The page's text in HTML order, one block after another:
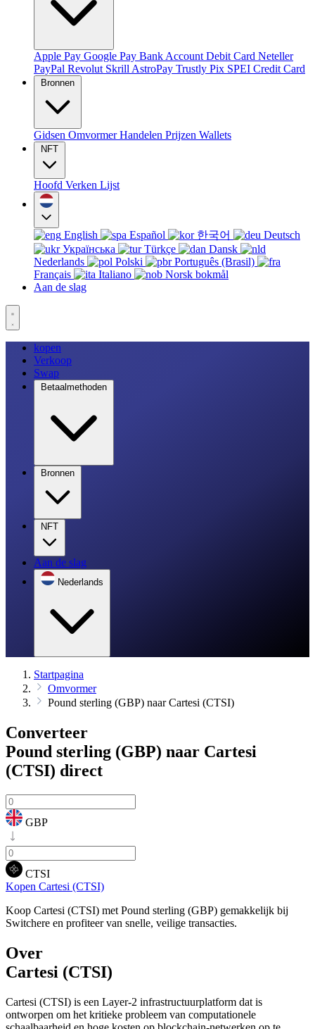
Apple Pay Google Pay Bank Account Debit Card Neteller
PayPal Revolut Skrill AstroPay Trustly Pix SPEI Credit Card
Bronnen
Gidsen OmvormerHandelen Prijzen Wallets
NFT
Hoofd Verken Lijst
English Español 한국어
Deutsch
Українська
Türkçe
Dansk
Nederlands
Polski
Português (Brasil)
Français
Italiano
Norsk bokmål
Aan de slag
kopen
Verkoop
Swap
Betaalmethoden
Bronnen
NFT
Aan de slag
Nederlands
Startpagina
Omvormer
Pound sterling (GBP) naar Cartesi (CTSI)
Converteer
Pound sterling (GBP) naar Cartesi
(CTSI) direct
GBP
CTSI
Kopen Cartesi (CTSI)
Koop Cartesi (CTSI) met Pound sterling (GBP) gemakkelijk bij
Switchere en profiteer van snelle, veilige transacties.
Over
Cartesi (CTSI)
Cartesi (CTSI) is een Layer-2 infrastructuurplatform dat is
ontworpen om het kritieke probleem van computationele